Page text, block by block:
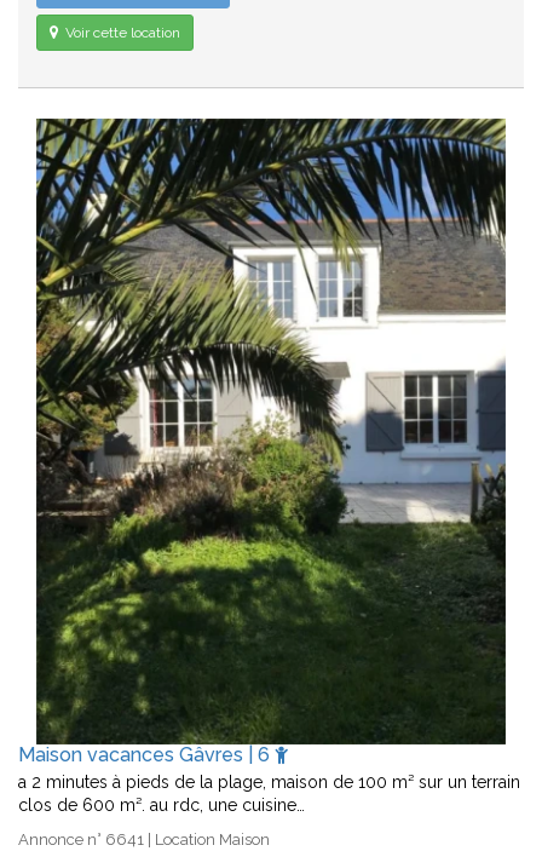
Voir cette location
Maison vacances Gâvres | 6
a 2 minutes à pieds de la plage, maison de 100 m² sur un terrain
clos de 600 m². au rdc, une cuisine…
Annonce n° 6641 | Location Maison